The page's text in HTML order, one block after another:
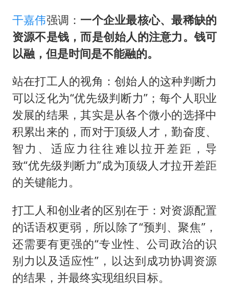
干嘉伟强调： 一个企业最核心、最稀缺的
资源不是钱，而是创始人的注意力。钱可
以融，但是时间是不能融的。
站在打工人的视角：创始人的这种判断力
可以泛化为“优先级判断力”；每个人职业
发展的结果，其实是从各个微小的选择中
积累出来的，而对于顶级人才，勤奋度、
智力、适应力往往难以拉开差距，导
致“优先级判断力”成为顶级人才拉开差距
的关键能力。
打工人和创业者的区别在于：对资源配置
的话语权更弱，所以除了“预判、聚焦”，
还需要有更强的“专业性、公司政治的识
别力以及适应性”，以达到成功协调资源
的结果，并最终实现组织目标。